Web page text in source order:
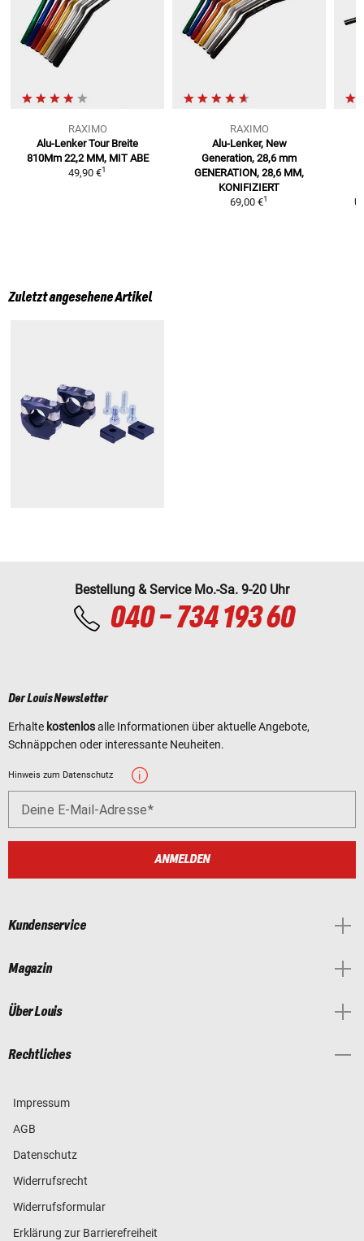
RAXIMO
Alu-Lenker Tour Breite
810Mm 22,2 MM, MIT ABE
49,90 €1
RAXIMO
Alu-Lenker, New
Generation, 28,6 mm
GENERATION, 28,6 MM,
KONIFIZIERT
69,00 €1
Zuletzt angesehene Artikel
Bestellung & Service Mo.-Sa. 9-20 Uhr
040 - 734 193 60
Der Louis Newsletter
Erhalte kostenlosalle Informationen über aktuelle Angebote,
Schnäppchen oder interessante Neuheiten.
Hinweis zum Datenschutz
Deine E-Mail-Adresse
ANMELDEN
Kundenservice
Magazin
Über Louis
Rechtliches
Impressum
AGB
Datenschutz
Widerrufsrecht
Widerrufsformular
Erklärung zur Barrierefreiheit